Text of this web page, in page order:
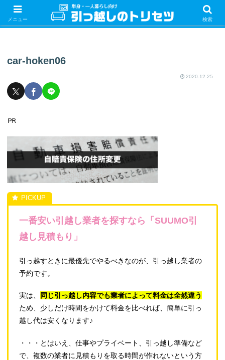
単身・一人暮らしの引っ越しをするときの手続き・やることを紹介！サクッと
引っ越しをしましょう♪
car-hoken06
2020.12.25
一番安い引越し業者を探すなら「SUUMO引
越し見積もり」
引っ越すときに最優先でやるべきなのが、引っ越し業者の
予約です。
実は、
同じ引っ越し内容でも業者によって料金は全然違う
ため、少しだけ時間をかけて料金を比べれば、簡単に引っ
越し代は安くなります♪
・・・とはいえ、仕事やプライベート、引っ越し準備など
で、複数の業者に見積もりを取る時間が作れないという方
メニュー 検索